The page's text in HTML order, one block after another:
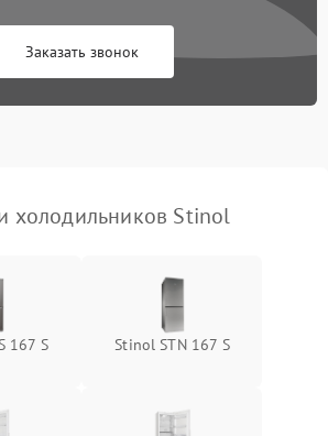
2000 ₽ Подробнее →
Заказать звонок
холодильников Stinol
167 S Stinol STN 167 S